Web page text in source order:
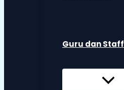
Guru dan Staff